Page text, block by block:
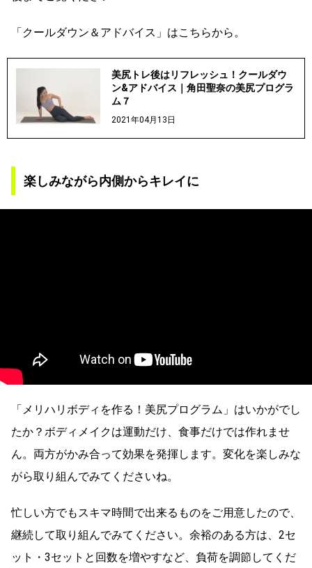
「クールダウン＆アドバイス」はこちらから。
美尻トレ後はリフレッシュ！クールダウ
ン&アドバイス｜角田聖奈の美尻プログラ
ム７
2021年04月13日
楽しみながら内側からキレイに
「メリハリボディを作る！美尻プログラム」はいかがでし
たか？ボディメイクは運動だけ、食事だけでは作れませ
ん。両方がかみ合って効果を発揮します。変化を楽しみな
がら取り組んでみてくださいね。
忙しい方でもスキマ時間で出来るものをご用意したので、
継続して取り組んでみてください。余裕のある方は、2セ
ット・3セットと回数を増やすなど、負荷を調節してくだ